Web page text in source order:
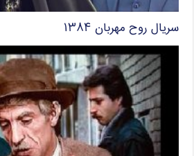
سریال روح مهربان ۱۳۸۴